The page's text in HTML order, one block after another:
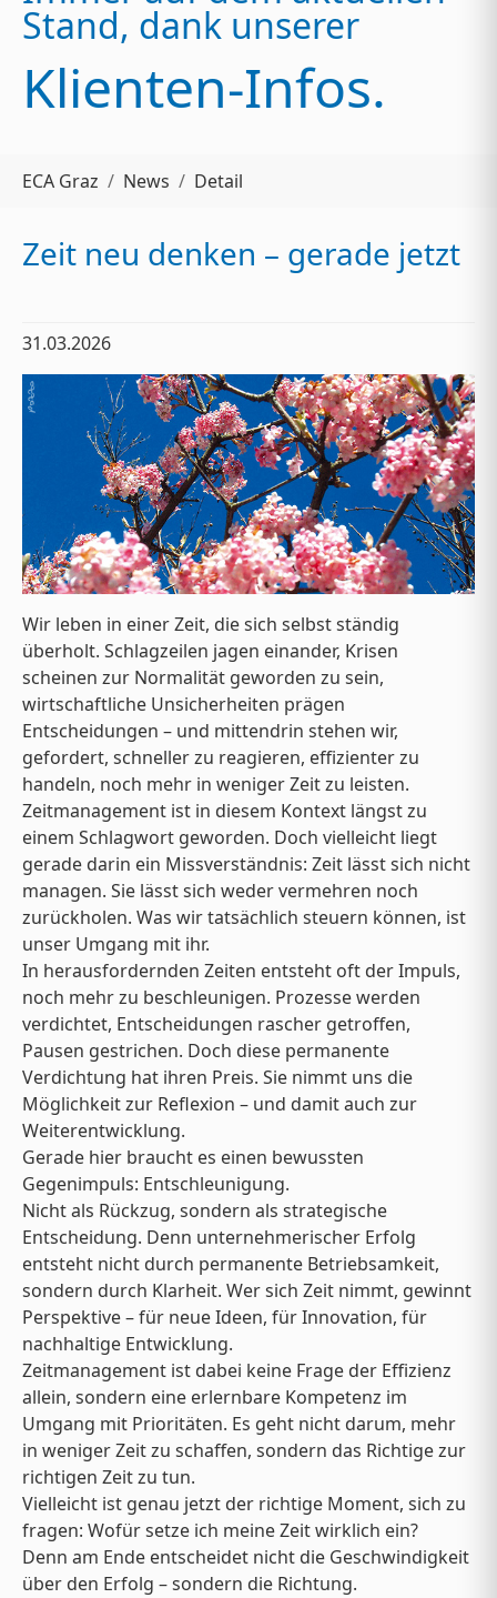
Stand, dank unserer
Klienten-Infos.
ECA Graz News Detail
Zeit neu denken – gerade jetzt
31.03.2026
Wir leben in einer Zeit, die sich selbst ständig
überholt. Schlagzeilen jagen einander, Krisen
scheinen zur Normalität geworden zu sein,
wirtschaftliche Unsicherheiten prägen
Entscheidungen – und mittendrin stehen wir,
gefordert, schneller zu reagieren, effizienter zu
handeln, noch mehr in weniger Zeit zu leisten.
Zeitmanagement ist in diesem Kontext längst zu
einem Schlagwort geworden. Doch vielleicht liegt
gerade darin ein Missverständnis: Zeit lässt sich nicht
managen. Sie lässt sich weder vermehren noch
zurückholen. Was wir tatsächlich steuern können, ist
unser Umgang mit ihr.
In herausfordernden Zeiten entsteht oft der Impuls,
noch mehr zu beschleunigen. Prozesse werden
verdichtet, Entscheidungen rascher getroffen,
Pausen gestrichen. Doch diese permanente
Verdichtung hat ihren Preis. Sie nimmt uns die
Möglichkeit zur Reflexion – und damit auch zur
Weiterentwicklung.
Gerade hier braucht es einen bewussten
Gegenimpuls: Entschleunigung.
Nicht als Rückzug, sondern als strategische
Entscheidung. Denn unternehmerischer Erfolg
entsteht nicht durch permanente Betriebsamkeit,
sondern durch Klarheit. Wer sich Zeit nimmt, gewinnt
Perspektive – für neue Ideen, für Innovation, für
nachhaltige Entwicklung.
Zeitmanagement ist dabei keine Frage der Effizienz
allein, sondern eine erlernbare Kompetenz im
Umgang mit Prioritäten. Es geht nicht darum, mehr
in weniger Zeit zu schaffen, sondern das Richtige zur
richtigen Zeit zu tun.
Vielleicht ist genau jetzt der richtige Moment, sich zu
fragen: Wofür setze ich meine Zeit wirklich ein?
Denn am Ende entscheidet nicht die Geschwindigkeit
über den Erfolg – sondern die Richtung.